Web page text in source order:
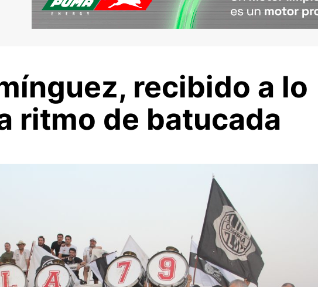
recibido a lo
ritmo de batucada